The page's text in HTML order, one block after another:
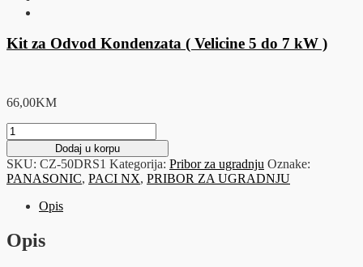
Kit za Odvod Kondenzata ( Velicine 5 do 7 kW )
66,00KM
Kit
za
Odvod
Kondenzata
(
Velicine
do
7
Dodaj u korpu
SKU: CZ-50DRS1 Kategorija: Pribor za ugradnju Oznake:
PANASONIC, PACI NX, PRIBOR ZA UGRADNJU
Opis
Opis